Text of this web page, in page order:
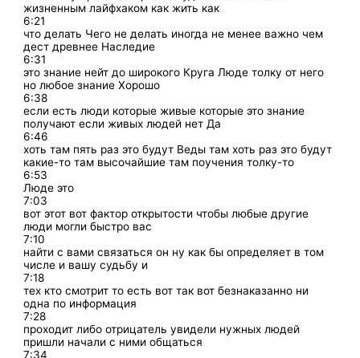
жизненным лайфхаком как жить как
6:21
что делать Чего не делать иногда не менее важно чем
дест древнее Наследие
6:31
это знание нейт до широкого Круга Люде толку от него
но любое знание Хорошо
6:38
если есть люди которые живые которые это знание
получают если живых людей нет Да
6:46
хоть там пять раз это будут Веды там хоть раз это будут
какие-то там высочайшие там поучения толку-то
6:53
Люде это
7:03
вот этот вот фактор открытости чтобы любые другие
люди могли быстро вас
7:10
найти с вами связаться он ну как бы определяет в том
числе и вашу судьбу и
7:18
тех кто смотрит то есть вот так вот безнаказанно ни
одна по информация
7:28
проходит либо отрицатель увидели нужных людей
пришли начали с ними общаться
7:34